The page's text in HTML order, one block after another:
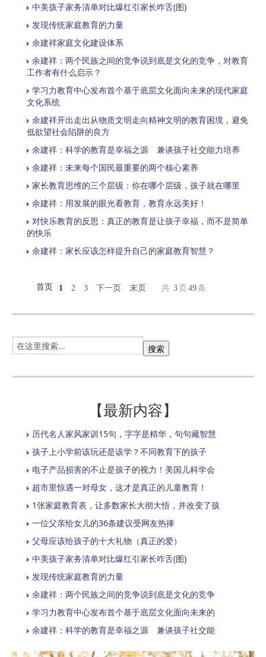
中美孩子家务清单对比爆红引家长咋舌(图)
发现传统家庭教育的力量
余建祥家庭文化建设体系
余建祥：两个民族之间的竞争说到底是文化的竞争，对教育
工作者有什么启示？
学习力教育中心发布首个基于底层文化面向未来的现代家庭
文化系统
余建祥开出走出从物质文明走向精神文明的教育困境，避免
低欲望社会陷阱的良方
余建祥：科学的教育是幸福之源 兼谈孩子社交能力培养
余建祥：未来每个国民最重要的两个核心素养
家长教育思维的三个层级：你在哪个层级，孩子就在哪里
余建祥：用发展的眼光看教育，教育永远美好！
对快乐教育的反思：真正的教育是让孩子幸福，而不是简单
的快乐
余建祥：家长应该怎样提升自己的家庭教育智慧？
首页 1 2 3 下一页 末页 共 3 页 49 条
【最新内容】
历代名人家风家训15句，字字是精华，句句藏智慧
孩子上小学前该玩还是该学？不同教育下的孩子
电子产品损害的不止是孩子的视力！美国儿科学会
超市里惊遇一对母女，这才是真正的儿童教育！
1张家庭教育表，让多数家长大彻大悟，并改变了孩
一位父亲给女儿的36条建议受网友热捧
父母应该给孩子的十大礼物（真正的爱）
中美孩子家务清单对比爆红引家长咋舌(图)
发现传统家庭教育的力量
余建祥：两个民族之间的竞争说到底是文化的竞争
学习力教育中心发布首个基于底层文化面向未来的
余建祥：科学的教育是幸福之源 兼谈孩子社交能